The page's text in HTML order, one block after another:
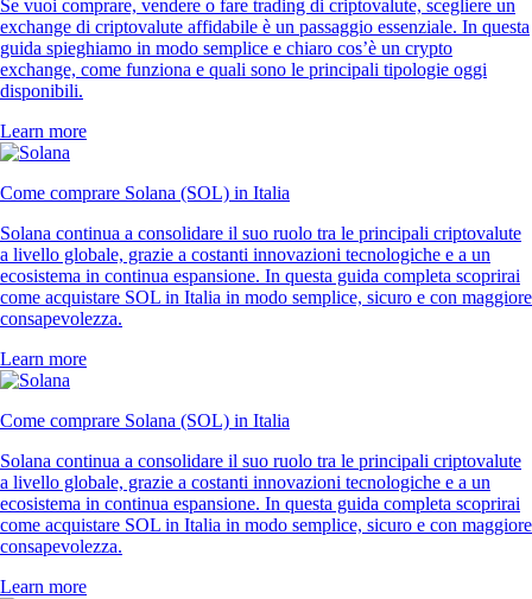
Se vuoi comprare, vendere o fare trading di criptovalute, scegliere un
exchange di criptovalute affidabile è un passaggio essenziale. In questa
guida spieghiamo in modo semplice e chiaro cos’è un crypto
exchange, come funziona e quali sono le principali tipologie oggi
disponibili.
Learn more
Come comprare Solana (SOL) in Italia
Solana continua a consolidare il suo ruolo tra le principali criptovalute
a livello globale, grazie a costanti innovazioni tecnologiche e a un
ecosistema in continua espansione. In questa guida completa scoprirai
come acquistare SOL in Italia in modo semplice, sicuro e con maggiore
consapevolezza.
Learn more
Come comprare Solana (SOL) in Italia
Solana continua a consolidare il suo ruolo tra le principali criptovalute
a livello globale, grazie a costanti innovazioni tecnologiche e a un
ecosistema in continua espansione. In questa guida completa scoprirai
come acquistare SOL in Italia in modo semplice, sicuro e con maggiore
consapevolezza.
Learn more